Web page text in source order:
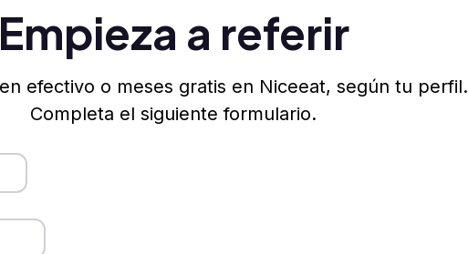
Empieza a referir
efectivo o meses gratis en Niceeat, según tu perfil.
Completa el siguiente formulario.